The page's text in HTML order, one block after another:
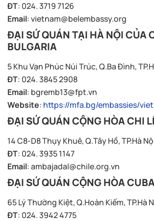
ĐT: 024. 3719 7126
Email:vietnam@belembassy.org
ĐẠI SỨ QUÁN TẠI HÀ NỘI CỦA
BULGARIA
5 Khu Vạn Phúc Núi Trúc, Q.Ba Đình,
ĐT: 024. 3845 2908
Email: bgremb13@fpt.vn
Website: https://mfa.bg/embassies/
ĐẠI SỨ QUÁN CỘNG HÒA CHI
14 C8-D8 Thụy Khuê, Q.Tây Hồ, TP.Hà
ĐT: 024. 3935 1147
Email:ambajadal@chile.org.vn
ĐẠI SỨ QUÁN CỘNG HÒA
65 Lý Thường Kiệt, Q.Hoàn Kiếm, TP.Hà
ĐT: 024. 3942 4775